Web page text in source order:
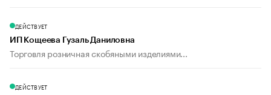
ДЕЙСТВУЕТ
ИП Кощеева Гузаль Даниловна
Торговля розничная скобяными изделиями...
ДЕЙСТВУЕТ